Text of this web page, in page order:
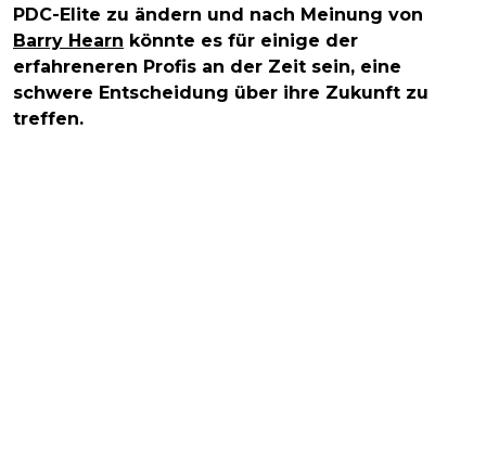
PDC-Elite zu ändern und nach Meinung von
Barry Hearn könnte es für einige der
erfahreneren Profis an der Zeit sein, eine
schwere Entscheidung über ihre Zukunft zu
treffen.